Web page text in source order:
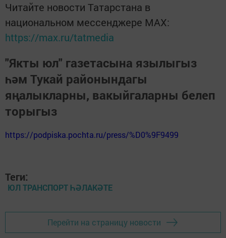
Читайте новости Татарстана в
национальном мессенджере MАХ:
https://max.ru/tatmedia
"Якты юл" газетасына язылыгыз
һәм Тукай районындагы
яңалыкларны, вакыйгаларны белеп
торыгыз
https://podpiska.pochta.ru/press/%D0%9F9499
Теги:
ЮЛ ТРАНСПОРТ ҺӘЛАКӘТЕ
Перейти на страницу новости